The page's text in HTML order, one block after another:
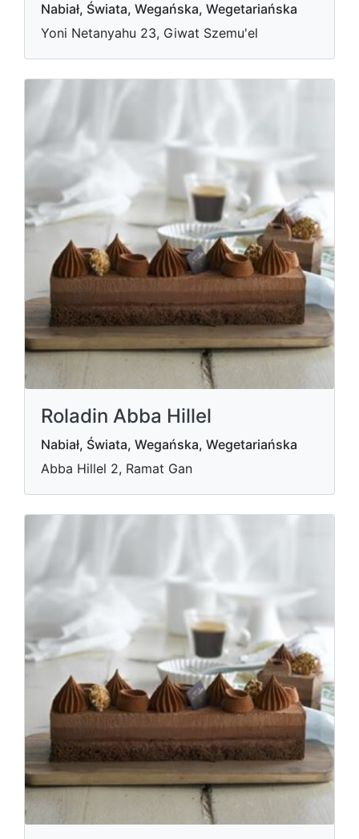
Nabiał, Świata, Wegańska, Wegetariańska
Yoni Netanyahu 23, Giwat Szemu'el
Roladin Abba Hillel
Nabiał, Świata, Wegańska, Wegetariańska
Abba Hillel 2, Ramat Gan